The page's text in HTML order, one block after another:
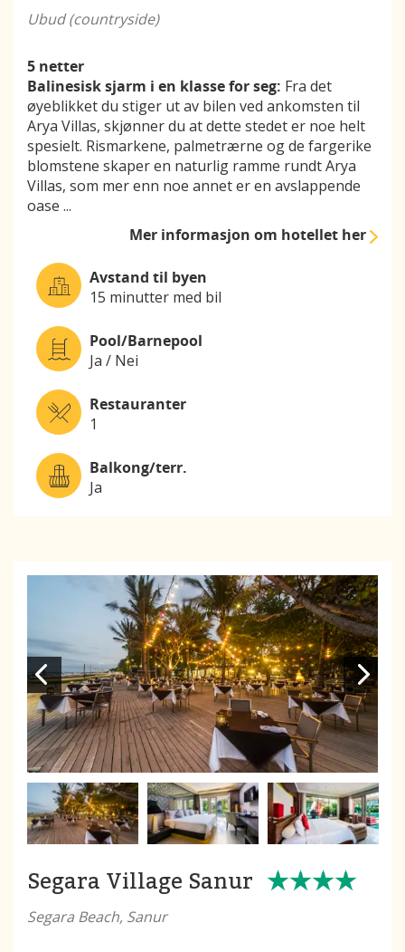
Ubud (countryside)
5 netter
Balinesisk sjarm i en klasse for seg: Fra det
øyeblikket du stiger ut av bilen ved ankomsten til
Arya Villas, skjønner du at dette stedet er noe helt
spesielt. Rismarkene, palmetrærne og de fargerike
blomstene skaper en naturlig ramme rundt Arya
Villas, som mer enn noe annet er en avslappende
oase ...
Mer informasjonom hotellet her
Avstand til byen
15 minutter med bil
Pool/Barnepool
Ja / Nei
Restauranter
1
Balkong/terr.
Ja
Segara Village Sanur
Segara Beach, Sanur